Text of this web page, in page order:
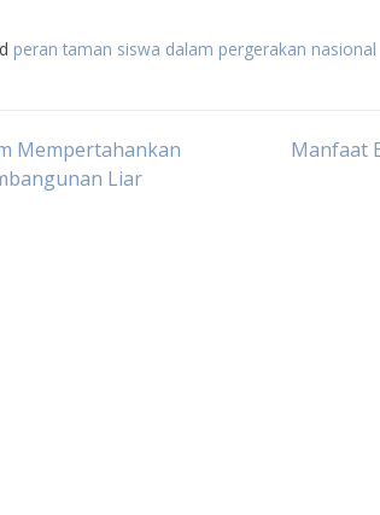
peran taman siswa dalam pergerakan nasional
Mempertahankan
Liar
Manfaat